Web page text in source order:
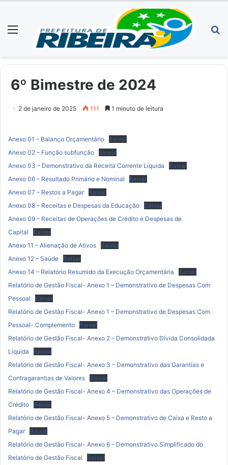
Menu
6º Bimestre de 2024
2 de janeiro de 2025 111 1 minuto de leitura
Anexo 01 – Balanço Orçamentário
Baixar
Anexo 02 – Função subfunção
Baixar
Anexo 03 – Demonstrativo da Receita Corrente Líquida
Baixar
Anexo 06 – Resultado Primário e Nominal
Baixar
Anexo 07 – Restos a Pagar
Baixar
Anexo 08 – Receitas e Despesas da Educação
Baixar
Anexo 09 – Receitas de Operações de Crédito e Despesas de
Capital
Baixar
Anexo 11 – Alienação de Ativos
Baixar
Anexo 12 – Saúde
Baixar
Anexo 14 – Relatório Resumido da Execução Orçamentária
Baixar
Relatório de Gestão Fiscal- Anexo 1 – Demonstrativo de Despesas Com
Pessoal
Baixar
Relatório de Gestão Fiscal- Anexo 1 – Demonstrativo de Despesas Com
Pessoal- Complemento
Baixar
Relatório de Gestão Fiscal- Anexo 2 – Demonstrativo Dívida Consolidada
Liquida
Baixar
Relatório de Gestão Fiscal- Anexo 3 – Demonstrativo das Garantias e
Contragarantias de Valores
Baixar
Relatório de Gestão Fiscal- Anexo 4 – Demonstrativo das Operações de
Crédito
Baixar
Relatório de Gestão Fiscal- Anexo 5 – Demonstrativo de Caixa e Resto a
Pagar
Baixar
Relatório de Gestão Fiscal- Anexo 6 – Demonstrativo Simplificado do
Relatório de Gestão Fiscal
Baixar